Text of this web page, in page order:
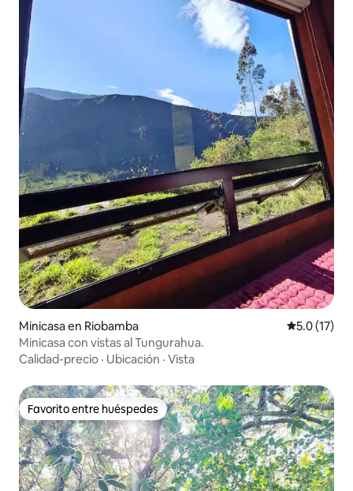
Minicasa en Riobamba Calificación
5.0 (17)
Minicasa con vistas al Tungurahua.
Calidad-precio · Ubicación · Vista
Favorito entre huéspedes
Favorito entre huéspedes